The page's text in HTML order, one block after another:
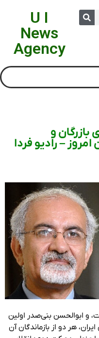
U I
News
Agency
و
– رادیو فردا
و ابوالحسن بنی‌صدر اولین
هر دو از بازماندگان آن